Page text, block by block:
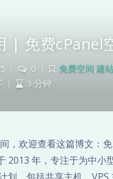
| 免费cPanel
| 0 | 免费空间,建
| 3 分钟
欢迎查看这篇博文：
年，专注于为中小